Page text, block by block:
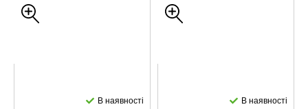
В наявності В наявності